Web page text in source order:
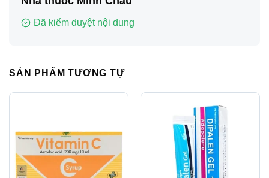
Đã kiểm duyệt nội dung
SẢN PHẨM TƯƠNG TỰ